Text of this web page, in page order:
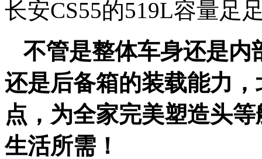
长安CS55的519L容量足
不管是整体车身还是内
还是后备箱的装载能力
点，为全家完美塑造头
生活所需！